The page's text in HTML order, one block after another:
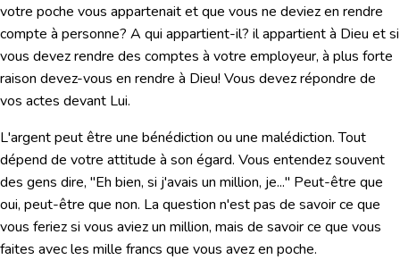
votre poche vous appartenait et que vous ne deviez en rendre
compte à personne? A qui appartient-il? il appartient à Dieu et si
vous devez rendre des comptes à votre employeur, à plus forte
raison devez-vous en rendre à Dieu! Vous devez répondre de
vos actes devant Lui.
L'argent peut être une bénédiction ou une malédiction. Tout
dépend de votre attitude à son égard. Vous entendez souvent
des gens dire, "Eh bien, si j'avais un million, je..." Peut-être que
oui, peut-être que non. La question n'est pas de savoir ce que
vous feriez si vous aviez un million, mais de savoir ce que vous
faites avec les mille francs que vous avez en poche.